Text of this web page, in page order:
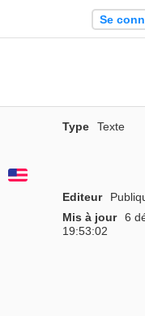
Se
Type
Texte
English
Editeur
Mis à jour
6
19:53:02